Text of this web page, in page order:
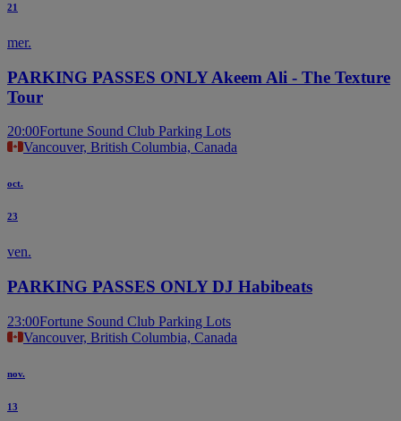
21
mer.
PARKING PASSES ONLY Akeem Ali - The Texture
Tour
20:00Fortune Sound Club Parking Lots
Vancouver, British Columbia, Canada
oct.
23
ven.
PARKING PASSES ONLY DJ Habibeats
23:00Fortune Sound Club Parking Lots
Vancouver, British Columbia, Canada
nov.
13